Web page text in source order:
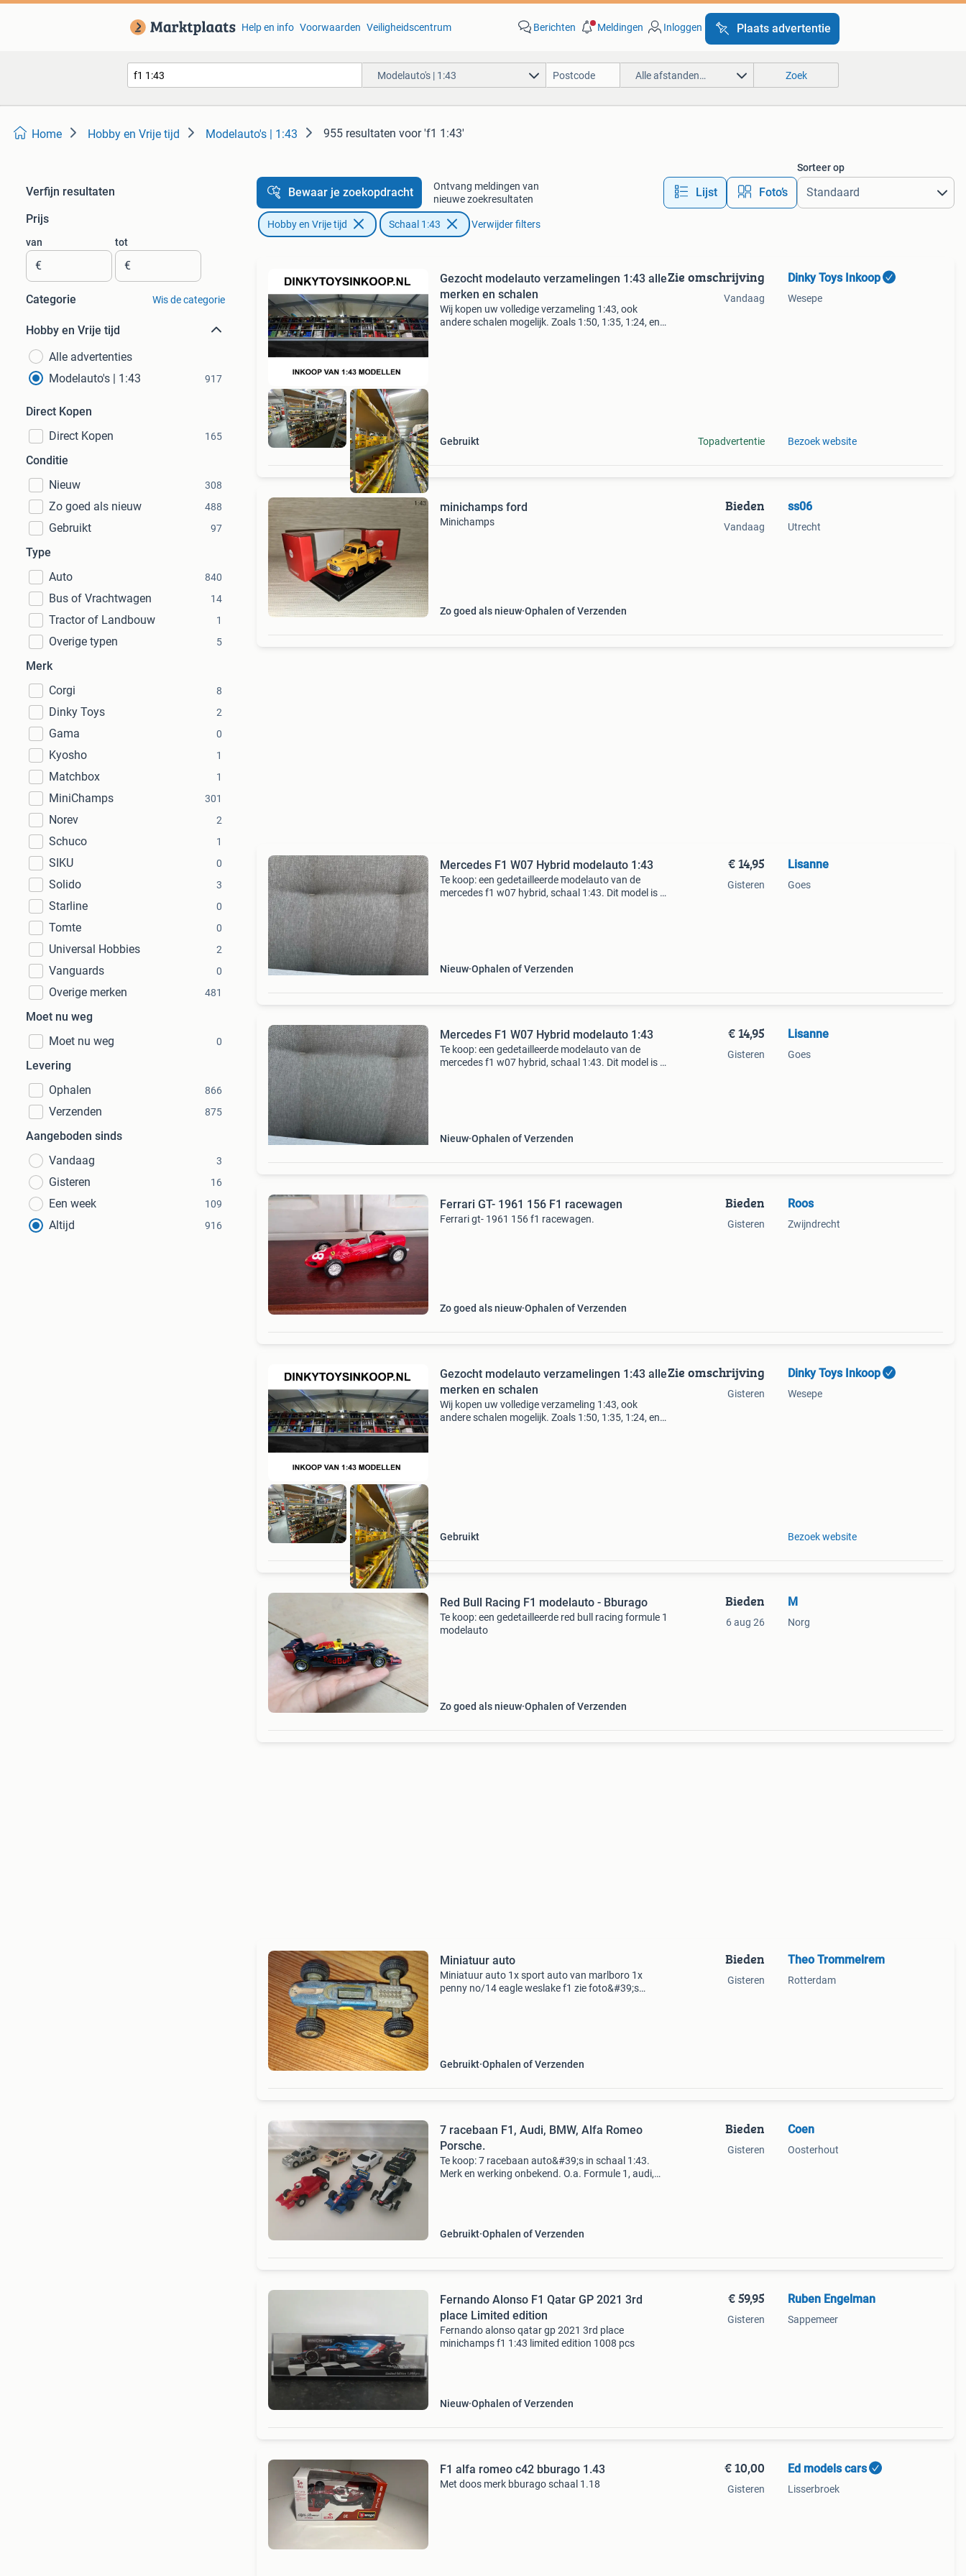
Help en info Voorwaarden Veiligheidscentrum Berichten Meldingen Inloggen Plaats advertentie
Modelauto's | 1:43 Alle afstanden… Zoek
Home Hobby en Vrije tijd Modelauto's | 1:43 955 resultaten voor 'f1 1:43'
Verfijn resultaten
Prijs
van
€
tot
€
Categorie Wis de categorie
Hobby en Vrije tijd
Alle advertenties
Modelauto's | 1:43
917
Direct Kopen
Direct Kopen
165
Conditie
Nieuw
308
Zo goed als nieuw 488
Gebruikt 97
Type
Auto
840
Bus of Vrachtwagen 14
Tractor of Landbouw 1
Overige typen 5
Merk
Corgi
8
Dinky Toys 2
Gama 0
Kyosho 1
Matchbox 1
MiniChamps 301
Norev 2
Schuco 1
SIKU 0
Solido 3
Starline 0
Tomte 0
Universal Hobbies 2
Vanguards 0
Overige merken 481
Moet nu weg
Moet nu weg
0
Levering
Ophalen
866
Verzenden 875
Aangeboden sinds
Vandaag
3
Gisteren 16
Een week 109
Altijd 916
Bewaar je zoekopdracht
Ontvang meldingen van
nieuwe zoekresultaten
Lijst Foto’s
Sorteer op
Hobby en Vrije tijd Schaal 1:43 Verwijder filters
Gezocht modelauto verzamelingen 1:43 alle
merken en schalen
Wij kopen uw volledige verzameling 1:43, ook
andere schalen mogelijk. Zoals 1:50, 1:35, 1:24, en
Gebruikt
Zie omschrijving
Vandaag
Topadvertentie
Dinky Toys Inkoop
Wesepe
Bezoek website
minichamps ford
Minichamps
Zo goed als nieuw Ophalen of Verzenden
Bieden
Vandaag
ss06
Utrecht
Mercedes F1 W07 Hybrid modelauto 1:43
Te koop: een gedetailleerde modelauto van de
mercedes f1 w07 hybrid, schaal 1:43. Dit model is in
Nieuw Ophalen of Verzenden
€ 14,95
Gisteren
Lisanne
Goes
Mercedes F1 W07 Hybrid modelauto 1:43
Te koop: een gedetailleerde modelauto van de
mercedes f1 w07 hybrid, schaal 1:43. Dit model is in
Nieuw Ophalen of Verzenden
€ 14,95
Gisteren
Lisanne
Goes
Ferrari GT- 1961 156 F1 racewagen
Ferrari gt- 1961 156 f1 racewagen.
Zo goed als nieuw Ophalen of Verzenden
Bieden
Gisteren
Roos
Zwijndrecht
Gezocht modelauto verzamelingen 1:43 alle
merken en schalen
Wij kopen uw volledige verzameling 1:43, ook
andere schalen mogelijk. Zoals 1:50, 1:35, 1:24, en
Gebruikt
Zie omschrijving
Gisteren
Dinky Toys Inkoop
Wesepe
Bezoek website
Red Bull Racing F1 modelauto - Bburago
Te koop: een gedetailleerde red bull racing formule 1
modelauto
Zo goed als nieuw Ophalen of Verzenden
Bieden
6 aug 26
M
Norg
Miniatuur auto
Miniatuur auto 1x sport auto van marlboro 1x
penny no/14 eagle weslake f1 zie foto&#39;s
Gebruikt Ophalen of Verzenden
Bieden
Gisteren
Theo Trommelrem
Rotterdam
7 racebaan F1, Audi, BMW, Alfa Romeo
Porsche.
Te koop: 7 racebaan auto&#39;s in schaal 1:43.
Merk en werking onbekend. O.a. Formule 1, audi,
Gebruikt Ophalen of Verzenden
Bieden
Gisteren
Coen
Oosterhout
Fernando Alonso F1 Qatar GP 2021 3rd
place Limited edition
Fernando alonso qatar gp 2021 3rd place
minichamps f1 1:43 limited edition 1008 pcs
Nieuw Ophalen of Verzenden
€ 59,95
Gisteren
Ruben Engelman
Sappemeer
F1 alfa romeo c42 bburago 1.43
Met doos merk bburago schaal 1.18
€ 10,00
Gisteren
Ed models cars
Lisserbroek